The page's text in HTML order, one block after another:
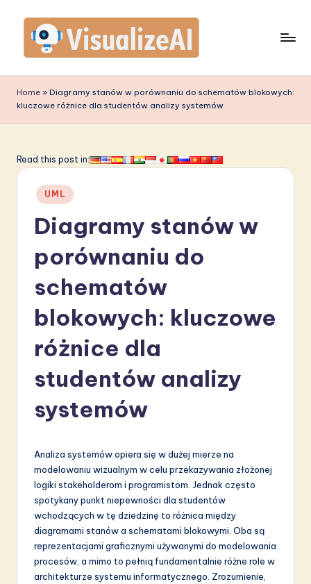
content
is
u
li
A
in
A
Home » Diagramy stanów w porównaniu do schematów blokowych:
kluczowe różnice dla studentów analizy systemów
Read this post in:
Posted
in
UML
Diagramy stanów w
porównaniu do
schematów
blokowych: kluczowe
różnice dla
studentów analizy
systemów
Analiza systemów opiera się w dużej mierze na
modelowaniu wizualnym w celu przekazywania złożonej
logiki stakeholderom i programistom. Jednak często
spotykany punkt niepewności dla studentów
wchodzących w tę dziedzinę to różnica między
diagramami stanów a schematami blokowymi. Oba są
reprezentacjami graficznymi używanymi do modelowania
procesów, a mimo to pełnią fundamentalnie różne role w
architekturze systemu informatycznego. Zrozumienie,